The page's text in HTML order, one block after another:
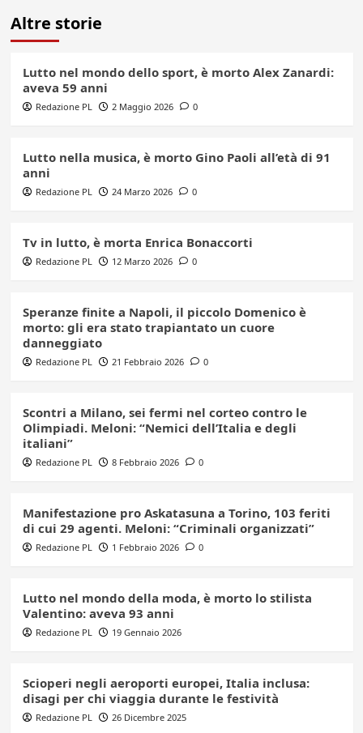
Altre storie
Lutto nel mondo dello sport, è morto Alex Zanardi:
aveva 59 anni
Redazione PL 2 Maggio 2026 0
Lutto nella musica, è morto Gino Paoli all’età di 91
anni
Redazione PL 24 Marzo 2026 0
Tv in lutto, è morta Enrica Bonaccorti
Redazione PL 12 Marzo 2026 0
Speranze finite a Napoli, il piccolo Domenico è
morto: gli era stato trapiantato un cuore
danneggiato
Redazione PL 21 Febbraio 2026 0
Scontri a Milano, sei fermi nel corteo contro le
Olimpiadi. Meloni: “Nemici dell’Italia e degli
italiani”
Redazione PL 8 Febbraio 2026 0
Manifestazione pro Askatasuna a Torino, 103 feriti
di cui 29 agenti. Meloni: “Criminali organizzati”
Redazione PL 1 Febbraio 2026 0
Lutto nel mondo della moda, è morto lo stilista
Valentino: aveva 93 anni
Redazione PL 19 Gennaio 2026
Scioperi negli aeroporti europei, Italia inclusa:
disagi per chi viaggia durante le festività
Redazione PL 26 Dicembre 2025